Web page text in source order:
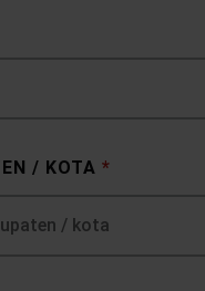
/ KOTA *
/ kota